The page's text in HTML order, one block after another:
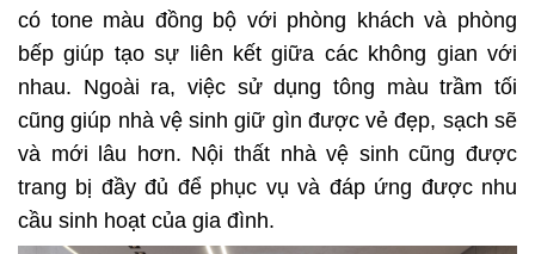
có tone màu đồng bộ với phòng khách và phòng
bếp giúp tạo sự liên kết giữa các không gian với
nhau. Ngoài ra, việc sử dụng tông màu trầm tối
cũng giúp nhà vệ sinh giữ gìn được vẻ đẹp, sạch sẽ
và mới lâu hơn. Nội thất nhà vệ sinh cũng được
trang bị đầy đủ để phục vụ và đáp ứng được nhu
cầu sinh hoạt của gia đình.